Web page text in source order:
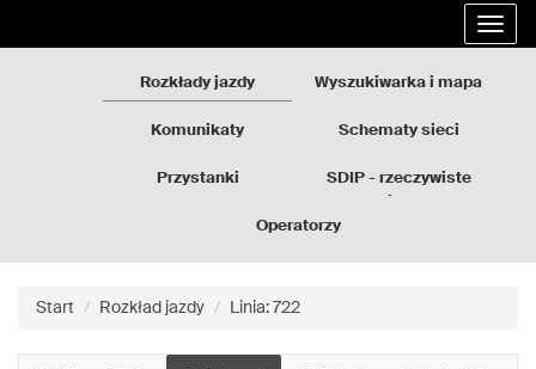
Rozkłady jazdy Wyszukiwarka i mapa
Komunikaty Schematy sieci
Przystanki
SDIP - rzeczywiste
Operatorzy
Start Rozkład jazdy Linia: 722